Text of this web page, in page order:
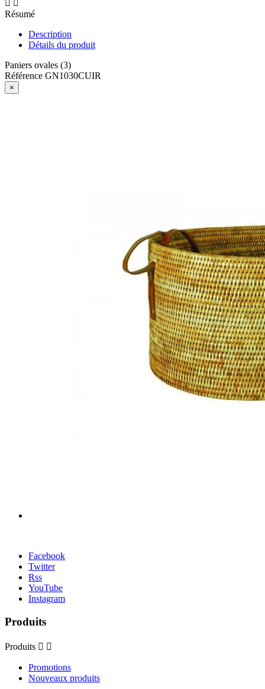
 
Résumé
Description
Détails du produit
Paniers ovales (3)
Référence GN1030CUIR
×
Facebook
Twitter
Rss
YouTube
Instagram
Produits
Produits  
Promotions
Nouveaux produits